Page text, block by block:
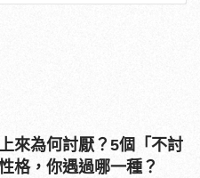
來為何討厭？5個「不討
格，你遇過哪一種？